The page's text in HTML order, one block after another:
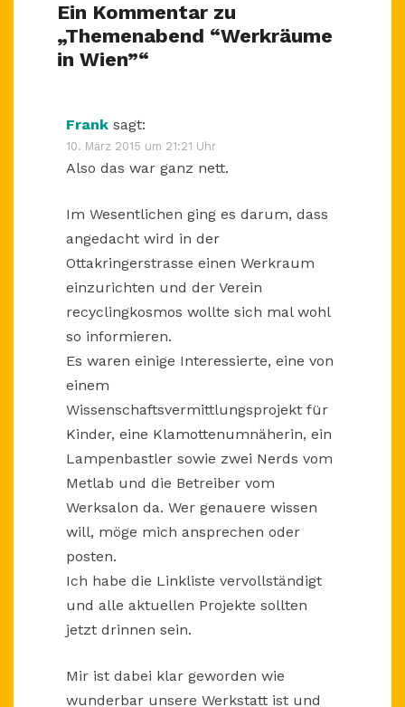
Ein Kommentar zu
„Themenabend “Werkräume
in Wien”“
Frank sagt:
10. März 2015 um 21:21 Uhr
Also das war ganz nett.
Im Wesentlichen ging es darum, dass
angedacht wird in der
Ottakringerstrasse einen Werkraum
einzurichten und der Verein
recyclingkosmos wollte sich mal wohl
so informieren.
Es waren einige Interessierte, eine von
einem
Wissenschaftsvermittlungsprojekt für
Kinder, eine Klamottenumnäherin, ein
Lampenbastler sowie zwei Nerds vom
Metlab und die Betreiber vom
Werksalon da. Wer genauere wissen
will, möge mich ansprechen oder
posten.
Ich habe die Linkliste vervollständigt
und alle aktuellen Projekte sollten
jetzt drinnen sein.
Mir ist dabei klar geworden wie
wunderbar unsere Werkstatt ist und